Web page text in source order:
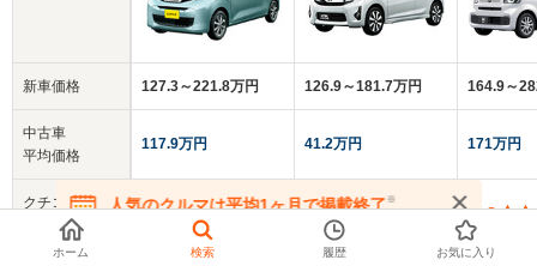
新車価格
中古車
平均価格
クチコミ
総合評価
127.3～221.8万円
117.9万円
4.3
126.9～181.7万円
41.2万円
3.9
164.9～
171万円
4.0
人気のクルマは平均1ヶ月で掲載終了※
在庫が無くなる前にお問い合わせください
ホーム 検索 履歴 お気に入り